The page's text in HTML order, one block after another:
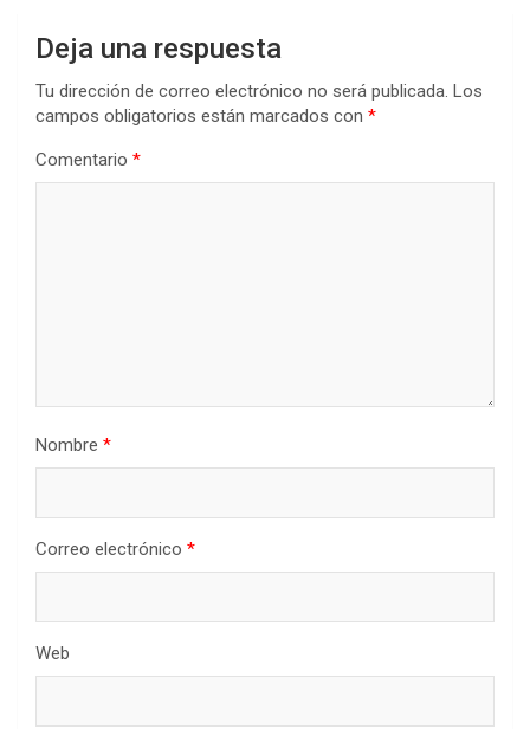
Deja una respuesta
Tu dirección de correo electrónico no será publicada. Los
campos obligatorios están marcados con *
Comentario *
Nombre *
Correo electrónico *
Web